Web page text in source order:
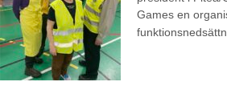
Games en